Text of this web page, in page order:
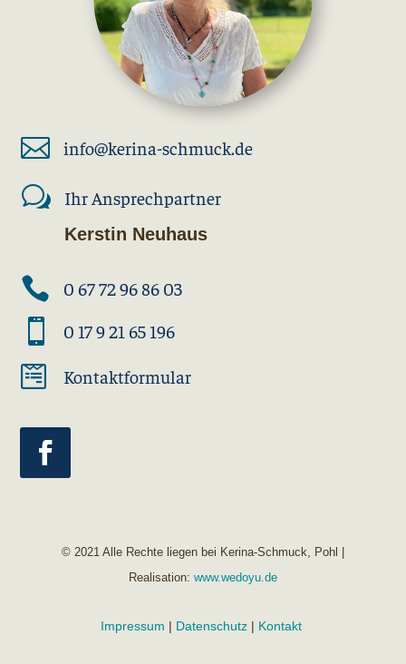
 info@kerina-schmuck.de
w Ihr Ansprechpartner
Kerstin Neuhaus
 0 67 72 96 86 03
 0 17 9 21 65 196
 Kontaktformular
© 2021 Alle Rechte liegen bei Kerina-Schmuck, Pohl |
Realisation: www.wedoyu.de
Impressum | Datenschutz| Kontakt